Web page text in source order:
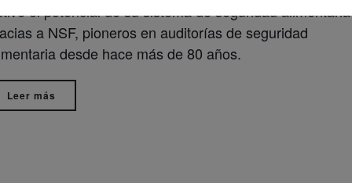
el potencial de su sistema de seguridad alimentaria
a NSF, pioneros en auditorías de seguridad
desde hace más de 80 años.
Leer más